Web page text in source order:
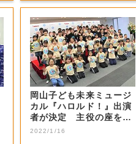
岡山子ども未来ミュージ
カル『ハロルド！』出演
者が決定 主役の座を射
止めた感想は…...
2022/1/16